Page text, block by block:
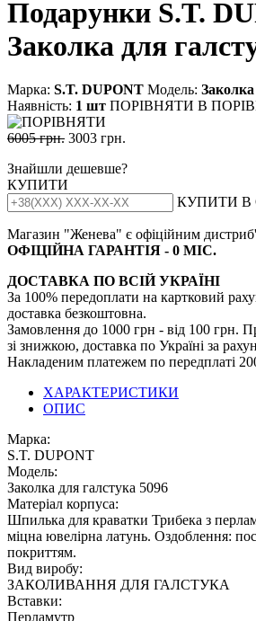
Подарунки S.T.
Заколка для
Марка: S.T. DUPONT Модель:
Наявність: 1 шт ПОРІВНЯТИ В
6005 грн. 3003 грн.
Знайшли дешевше?
КУПИТИ
КУПИТИ В
Магазин "Женева" є офіційним
ОФІЦІЙНА ГАРАНТІЯ - 0 МІС.
ДОСТАВКА ПО ВСІЙ УКРАЇНІ
За 100% передоплати на картковий
доставка безкоштовна.
Замовлення до 1000 грн - від 100 грн.
зі знижкою, доставка по Україні за
Накладеним платежем по передплаті
ХАРАКТЕРИСТИКИ
ОПИС
Марка:
S.T. DUPONT
Модель:
Заколка для галстука 5096
Матеріал корпуса:
Шпилька для краватки Трибека з
міцна ювелірна латунь. Оздоблення:
покриттям.
Вид виробу:
ЗАКОЛИВАННЯ ДЛЯ ГАЛСТУКА
Вставки:
Перламутр